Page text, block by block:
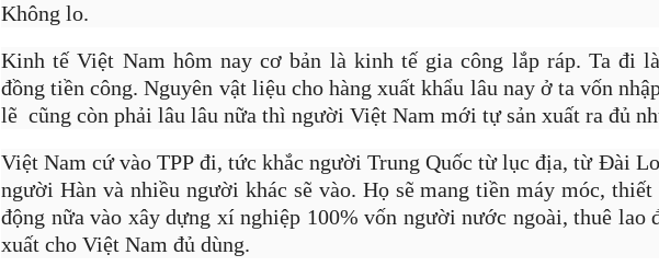
Không lo.
Kinh tế Việt Nam hôm nay cơ bản là kinh tế gia công lắp ráp. Ta đi
đồng tiền công. Nguyên vật liệu cho hàng xuất khẩu lâu nay ở ta vốn
lẽ cũng còn phải lâu lâu nữa thì người Việt Nam mới tự sản xuất ra đủ
Việt Nam cứ vào TPP đi, tức khắc người Trung Quốc từ lục địa, từ Đài
người Hàn và nhiều người khác sẽ vào. Họ sẽ mang tiền máy móc,
động nữa vào xây dựng xí nghiệp 100% vốn người nước ngoài, thuê lao
xuất cho Việt Nam đủ dùng.
Jason Nguyễn sinh năm 1988, từng du học tại Singapore, là hot boy có tiếng trên mạng xã hội
nghệ sĩ. Trên mạng xã hội, Jason thường đăng những bài viết về kinh nghiệm làm giàu, kinh
nghiệp. Hồi đầu năm nay, Jason Nguyễn còn 'gây bão' mạng xã hội với bài viết "Một triệu đô